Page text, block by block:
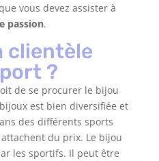
vous devez assister à
passion.
clientèle
?
de se procurer le bijou
est bien diversifiée et
des différents sports
du prix. Le bijou
les sportifs. Il peut être